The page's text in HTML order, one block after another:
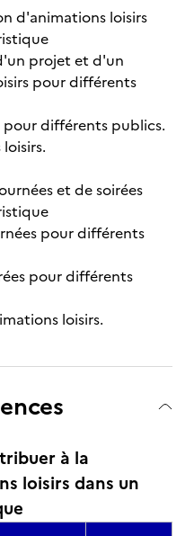
d'animations loisirs
projet et d'un
pour différents
pour différents publics.
et de soirées
pour différents
pour différents
loisirs.
à la
loisirs dans un